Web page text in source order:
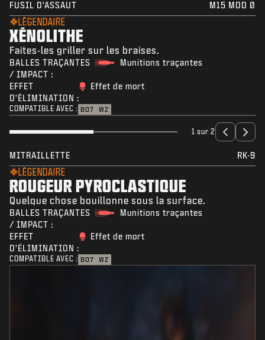
FUSIL D'ASSAUT M15 MOD 0
LÉGENDAIRE
XÉNOLITHE
Faites-les griller sur les braises.
BALLES TRAÇANTES
/ IMPACT :
Munitions traçantes
EFFET
D'ÉLIMINATION :
Effet de mort
COMPATIBLE AVEC : BO7 WZ
1 sur 2
MITRAILLETTE RK-9
LÉGENDAIRE
ROUGEUR PYROCLASTIQUE
Quelque chose bouillonne sous la surface.
BALLES TRAÇANTES
/ IMPACT :
Munitions traçantes
EFFET
D'ÉLIMINATION :
Effet de mort
COMPATIBLE AVEC : BO7 WZ